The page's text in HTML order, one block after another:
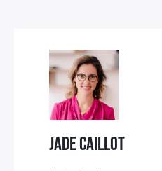
Jade Caillot